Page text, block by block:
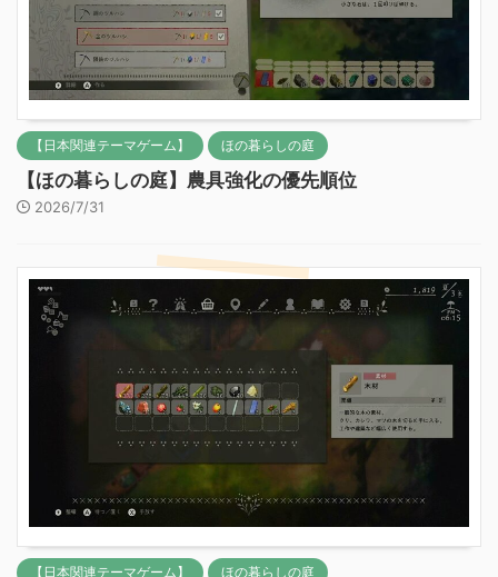
【日本関連テーマゲーム】 ほの暮らしの庭
【ほの暮らしの庭】農具強化の優先順位
2026/7/31
【日本関連テーマゲーム】 ほの暮らしの庭